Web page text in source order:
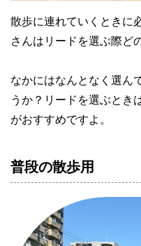
散歩に連れていくときに
さんはリードを選ぶ際ど
なかにはなんとなく選ん
うか？リードを選ぶとき
がおすすめですよ。
普段の散歩用